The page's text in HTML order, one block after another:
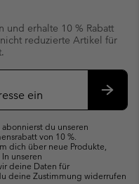
und erhalte 10 % Rabatt
reduzierte Artikel für
du unseren
von 10 %.
dich über neue Produkte,
unseren
deine Daten für
deine Zustimmung widerrufen